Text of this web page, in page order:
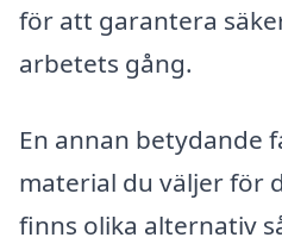
för att garantera
arbetets gång.
En annan betydande
material du väljer för
finns olika alternativ